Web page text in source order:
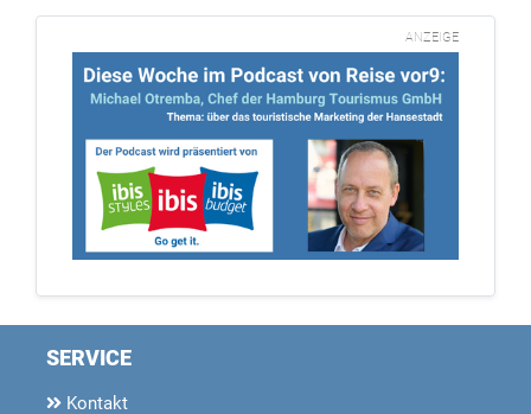
ANZEIGE
SERVICE
Kontakt